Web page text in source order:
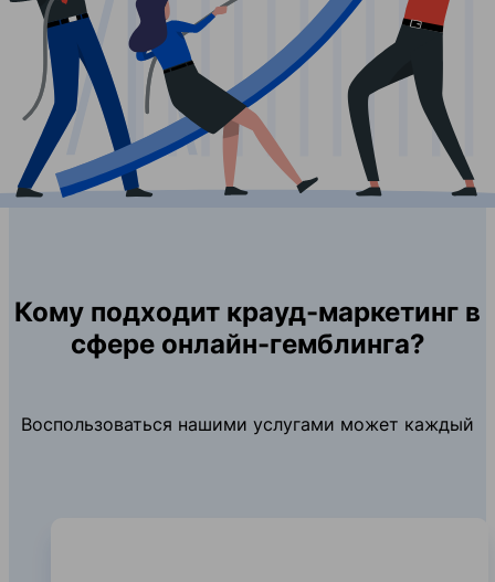
Кому подходит крауд-маркетинг в
сфере онлайн-гемблинга?
Воспользоваться нашими услугами может каждый